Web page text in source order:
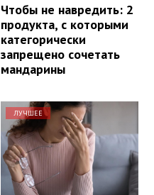
Чтобы не навредить: 2
продукта, с которыми
категорически
запрещено сочетать
мандарины
ЛУЧШЕЕ